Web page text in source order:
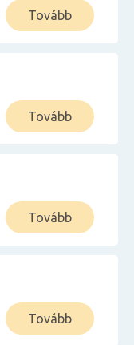
Tovább
Tovább
Tovább
Tovább